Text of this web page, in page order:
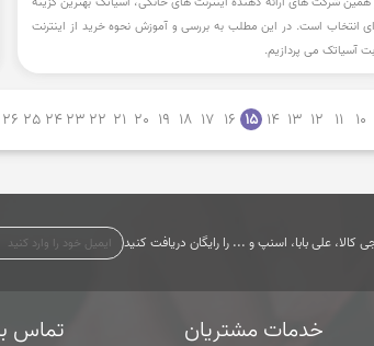
انتخاب است. در این مطلب به بررسی و آموزش نحوه خرید از اینترنت
آسیاتک می پردازیم.
10
11
12
13
14
15
16
17
18
19
20
21
22
23
24
25
26
علی بابا، اسنپ و ... را رایگان دریافت کنید
خدمات مشتریان تماس